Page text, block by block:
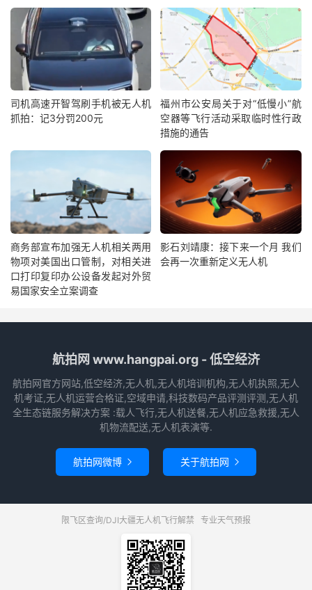
司机高速开智驾刷手机被无人机
抓拍：记3分罚200元
福州市公安局关于对“低慢小”航
空器等飞行活动采取临时性行政
措施的通告
商务部宣布加强无人机相关两用
物项对美国出口管制，对相关进
口打印复印办公设备发起对外贸
易国家安全立案调查
影石刘靖康：接下来一个月 我们
会再一次重新定义无人机
航拍网 www.hangpai.org - 低空经济
航拍网官方网站,低空经济,无人机,无人机培训机构,无人机执照,无人
机考证,无人机运营合格证,空域申请,科技数码产品评测评测,无人机
全生态链服务解决方案 :载人飞行,无人机送餐,无人机应急救援,无人
机物流配送,无人机表演等.
航拍网微博  关于航拍网 
限飞区查询/DJI大疆无人机飞行解禁 专业天气预报